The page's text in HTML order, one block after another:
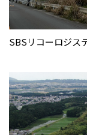
SBSリコーロジス